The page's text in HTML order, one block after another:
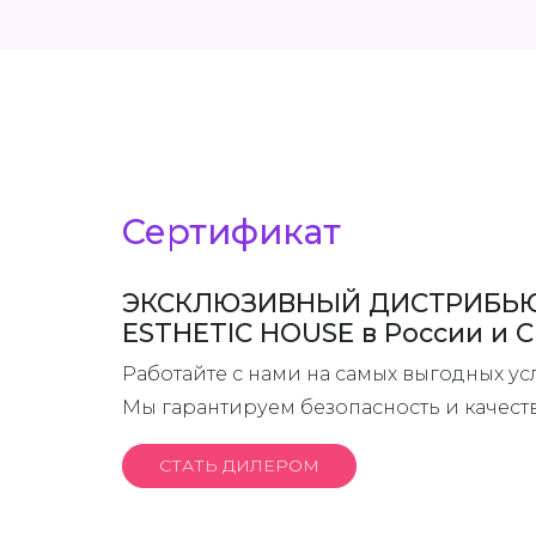
Сертификат
ЭКСКЛЮЗИВНЫЙ
ESTHETIC HOUSE в России и
Работайте с нами на самых выгодных
Мы гарантируем безопасность и
СТАТЬ ДИЛЕРОМ